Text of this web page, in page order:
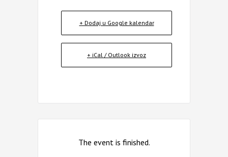
+ Dodaj u Google kalendar
+ iCal / Outlook izvoz
The event is finished.